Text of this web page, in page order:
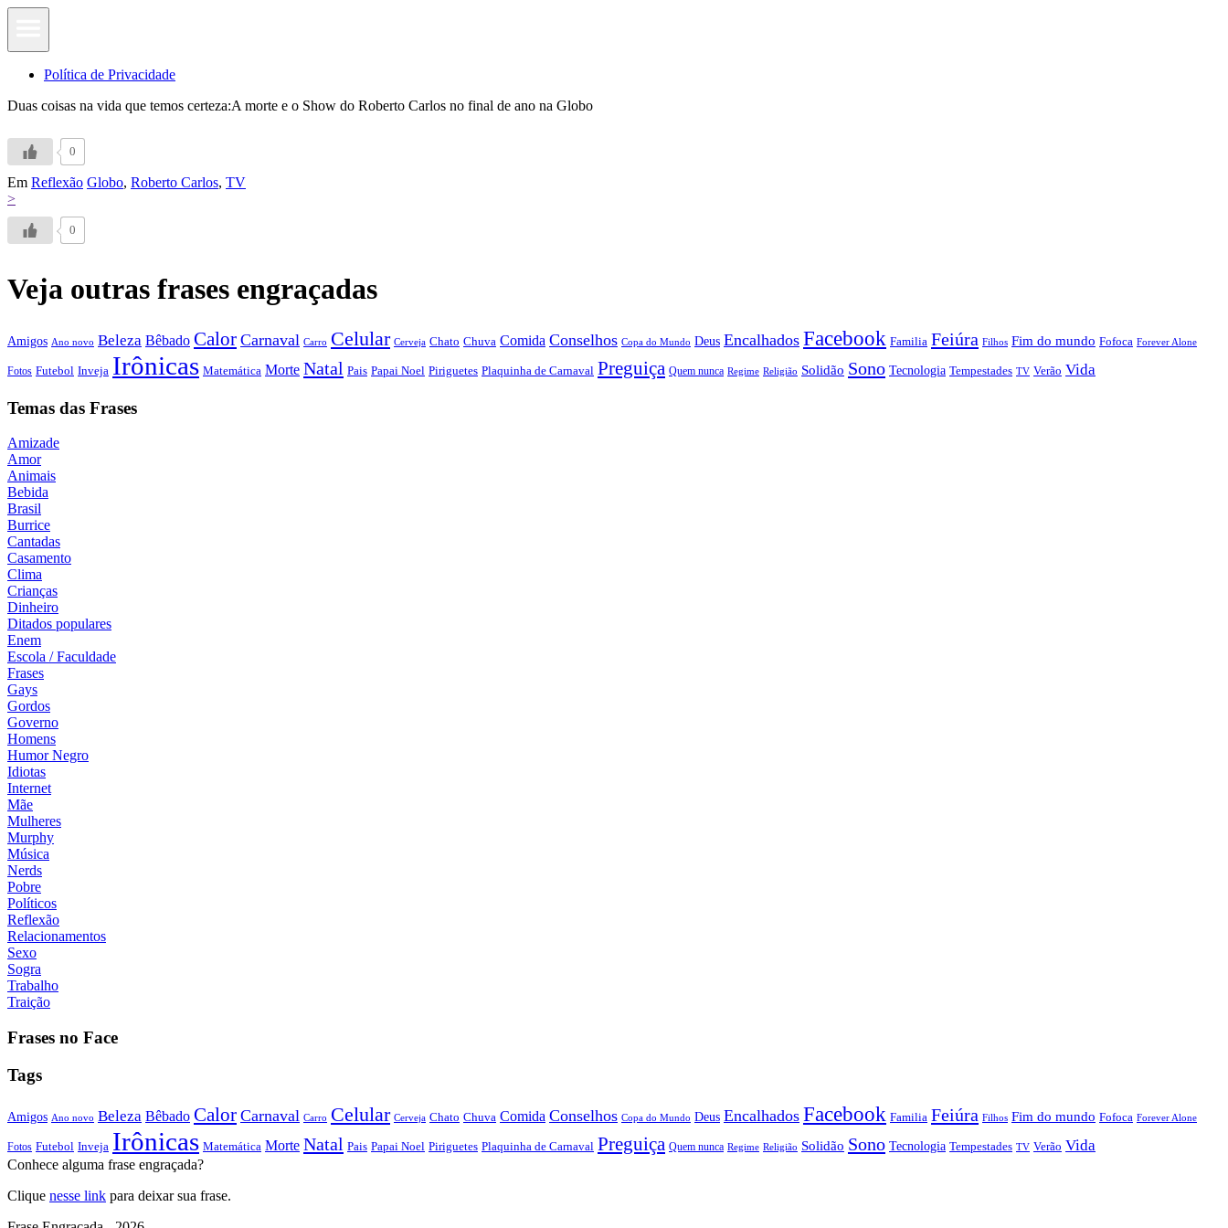
Política de Privacidade
Duas coisas na vida que temos certeza:A morte e o Show do Roberto Carlos no final de ano na Globo
0
Em Reflexão Globo, Roberto Carlos, TV
>
0
Veja outras frases engraçadas
Amigos Ano novo Beleza Bêbado Calor Carnaval Carro Celular Cerveja Chato Chuva Comida Conselhos Copa do Mundo Deus Encalhados Facebook Familia Feiúra Filhos Fim do mundo Fofoca Forever Alone
Fotos Futebol Inveja Irônicas Matemática Morte Natal Pais Papai Noel Piriguetes Plaquinha de Carnaval Preguiça Quem nunca Regime Religião Solidão Sono Tecnologia Tempestades TV Verão Vida
Temas das Frases
Amizade
Amor
Animais
Bebida
Brasil
Burrice
Cantadas
Casamento
Clima
Crianças
Dinheiro
Ditados populares
Enem
Escola / Faculdade
Frases
Gays
Gordos
Governo
Homens
Humor Negro
Idiotas
Internet
Mãe
Mulheres
Murphy
Música
Nerds
Pobre
Políticos
Reflexão
Relacionamentos
Sexo
Sogra
Trabalho
Traição
Frases no Face
Tags
Amigos Ano novo Beleza Bêbado Calor Carnaval Carro Celular Cerveja Chato Chuva Comida Conselhos Copa do Mundo Deus Encalhados Facebook Familia Feiúra Filhos Fim do mundo Fofoca Forever Alone
Fotos Futebol Inveja Irônicas Matemática Morte Natal Pais Papai Noel Piriguetes Plaquinha de Carnaval Preguiça Quem nunca Regime Religião Solidão Sono Tecnologia Tempestades TV Verão Vida
Conhece alguma frase engraçada?
Clique nesse link para deixar sua frase.